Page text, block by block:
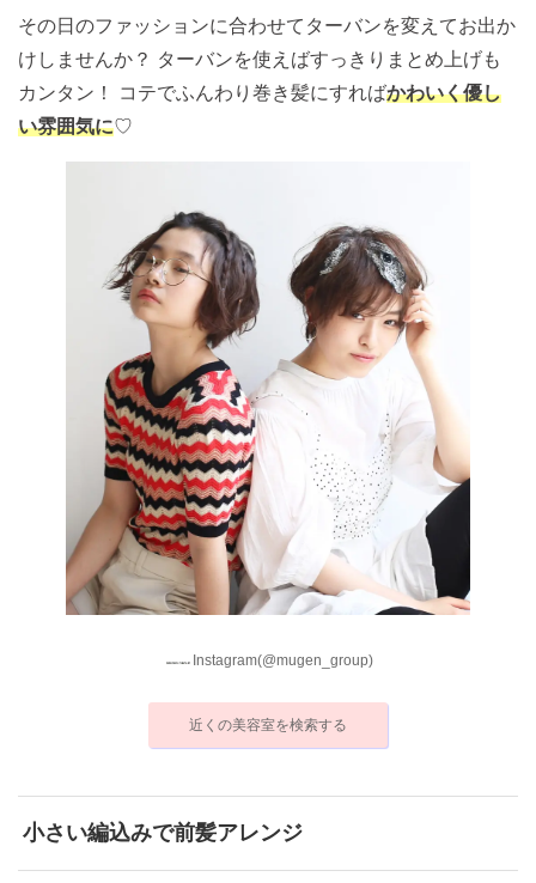
その日のファッションに合わせてターバンを変えてお出か
けしませんか？ ターバンを使えばすっきりまとめ上げも
カンタン！ コテでふんわり巻き髪にすればかわいく優し
い雰囲気に♡
Instagram(@mugen_group)
近くの美容室を検索する
小さい編込みで前髪アレンジ